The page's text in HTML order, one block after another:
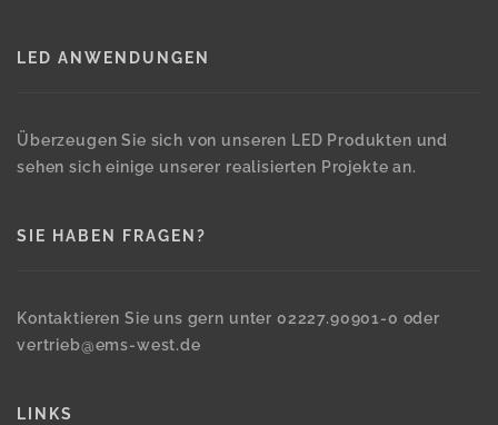
LED ANWENDUNGEN
Überzeugen Sie sich von unseren LED Produkten und
sehen sich einige unserer realisierten Projekte an.
SIE HABEN FRAGEN?
Kontaktieren Sie uns gern unter 02227.90901-0 oder
vertrieb@ems-west.de
LINKS